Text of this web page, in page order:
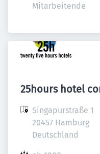
Mitarbeitende
25hours hotel
Singapurstraße 1
20457 Hamburg
Deutschland